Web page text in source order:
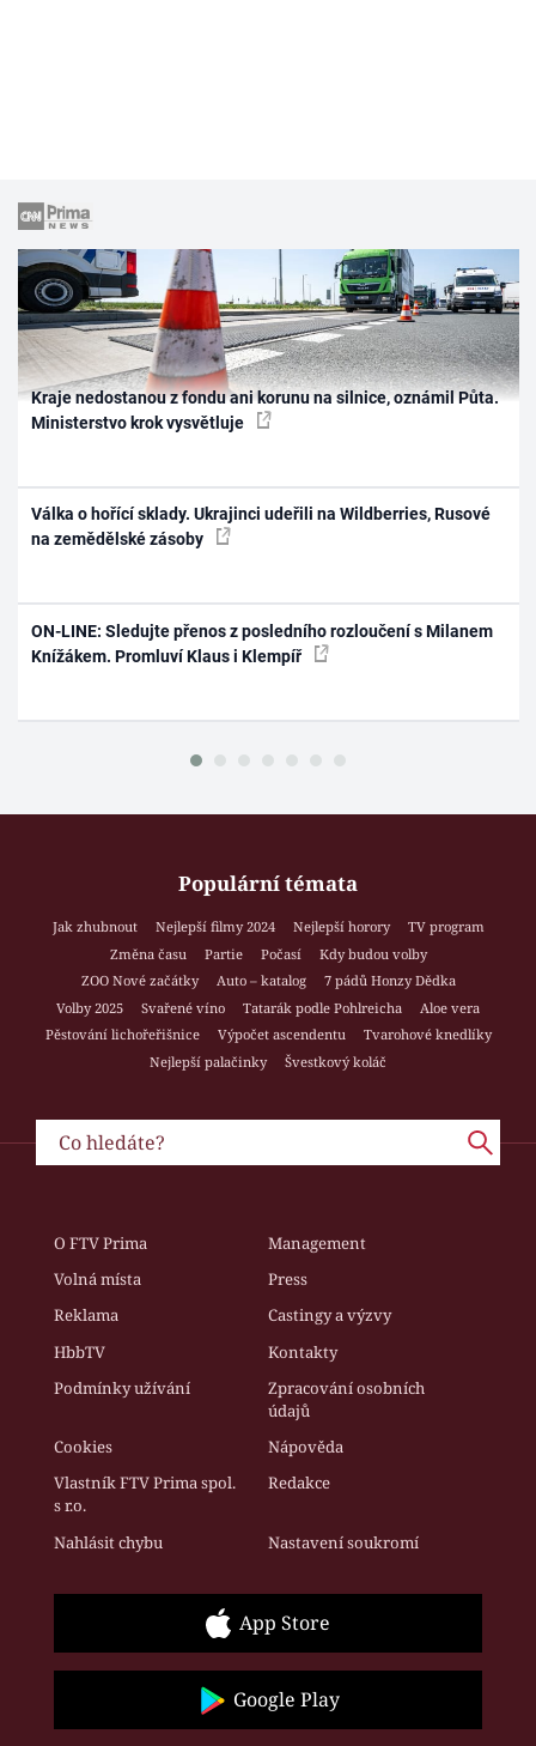
Kraje nedostanou z fondu ani korunu na silnice, oznámil Půta.
Ministerstvo krok vysvětluje
Válka o hořící sklady. Ukrajinci udeřili na Wildberries, Rusové
na zemědělské zásoby
ON-LINE: Sledujte přenos z posledního rozloučení s Milanem
Knížákem. Promluví Klaus i Klempíř
Populární témata
Jak zhubnout Nejlepší filmy 2024 Nejlepší horory
TV program
Změna času
Partie Počasí
Kdy budou volby
ZOO Nové začátky
Auto – katalog
7 pádů Honzy Dědka
Volby 2025
Svařené víno Tatarák podle Pohlreicha
Aloe vera
Pěstování lichořeřišnice
Výpočet ascendentu
Tvarohové knedlíky
Nejlepší palačinky
Švestkový koláč
O FTV Prima
Management
Volná místa
Press
Reklama
Castingy a výzvy
HbbTV
Kontakty
Podmínky užívání
Zpracování osobních
údajů
Cookies
Nápověda
Vlastník FTV Prima spol.
s r.o.
Redakce
Nahlásit chybu Nastavení soukromí
App Store
Google Play